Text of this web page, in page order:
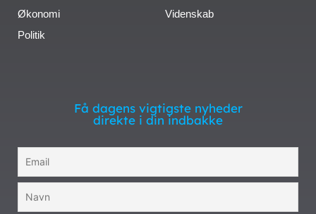
Økonomi
Politik
Videnskab
Få dagens vigtigste nyheder
direkte i din indbakke